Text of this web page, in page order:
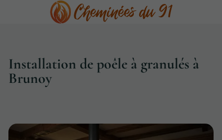
Installation de poêle à granulés à
Brunoy